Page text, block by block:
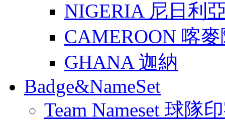
NIGERIA 尼日利
CAMEROON 喀
GHANA 迦納
Badge&NameSet
Team Nameset 球隊